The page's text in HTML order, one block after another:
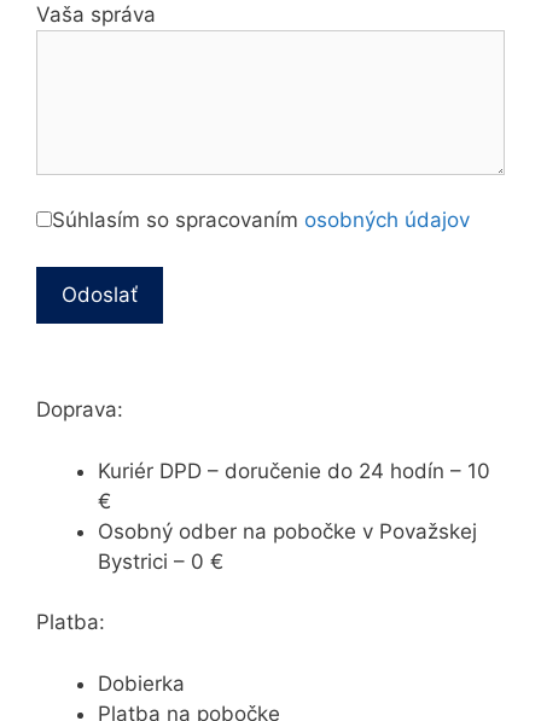
Vaša správa
Súhlasím so spracovaním osobných údajov
Doprava:
Kuriér DPD – doručenie do 24 hodín – 10
€
Osobný odber na pobočke v Považskej
Bystrici – 0 €
Platba:
Dobierka
Platba na pobočke